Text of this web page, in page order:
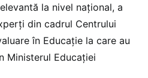
la nivel național, a
din cadrul Centrului
în Educație la care au
Ministerul Educației